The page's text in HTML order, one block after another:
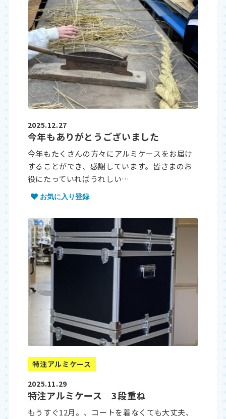
2025.12.27
今年もありがとうございました
今年もたくさんの方々にアルミケースをお届け
することができ、感謝しています。皆さまのお
役にたっていればうれしい…
お気に入り登録
特注アルミケース
2025.11.29
特注アルミケース 3段重ね
もうすぐ12月。、コートを着なくても大丈夫、